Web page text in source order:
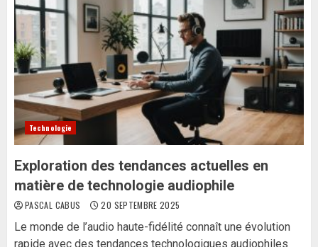
Technologie
Exploration des tendances actuelles en
matière de technologie audiophile
PASCAL CABUS 20 SEPTEMBRE 2025
Le monde de l’audio haute-fidélité connaît une évolution
rapide avec des tendances technologiques audiophiles